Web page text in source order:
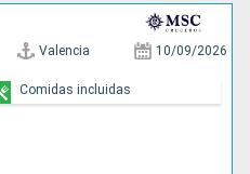
Valencia 10/09/2026
Comidas incluidas